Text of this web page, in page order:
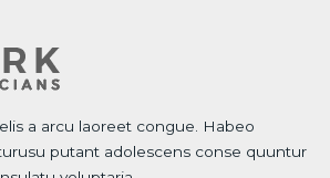
a arcu laoreet congue. Habeo
putant adolescens conse quuntur